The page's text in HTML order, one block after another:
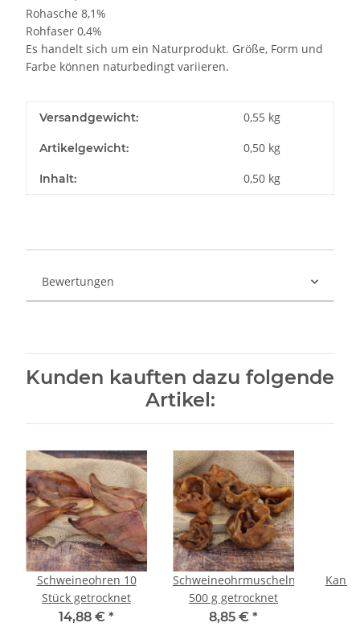
Rohasche 8,1%
Rohfaser 0,4%
Es handelt sich um ein Naturprodukt. Größe, Form und
Farbe können naturbedingt variieren.
Versandgewicht: 0,55 kg
Artikelgewicht: 0,50 kg
Inhalt: 0,50 kg
Bewertungen
Kunden kauften dazu folgende
Artikel:
Schweineohren 10
Stück getrocknet
14,88 € *
Schweineohrmuscheln
500 g getrocknet
8,85 € *